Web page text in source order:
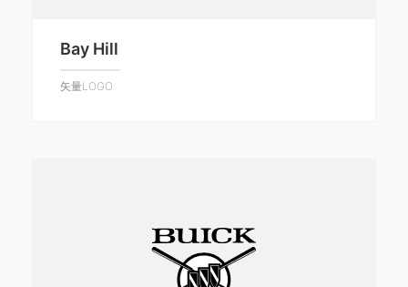
Bay Hill
矢量LOGO